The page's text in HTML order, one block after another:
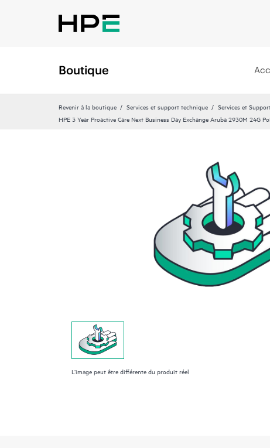
Boutique
Revenir à la boutique Services et support technique Services et
HPE 3 Year Proactive Care Next Business Day Exchange Aruba 2930M 24G
L’image peut être différente du produit réel